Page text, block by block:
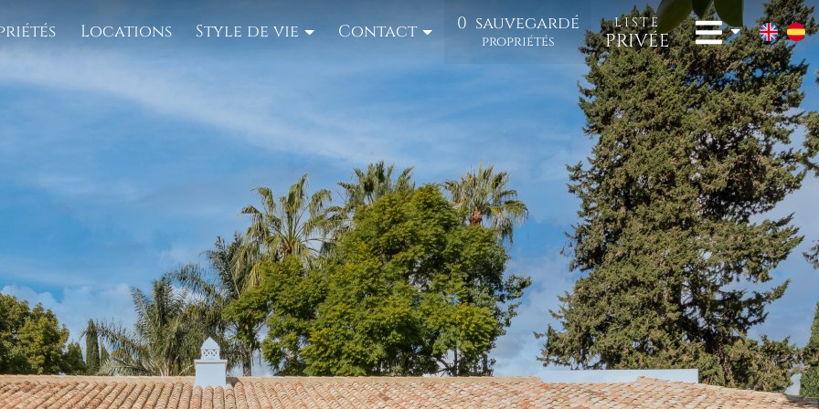
Locations Style de vie Contact 0 sauvegardé
propriétés
LISTE
PRIVÉE